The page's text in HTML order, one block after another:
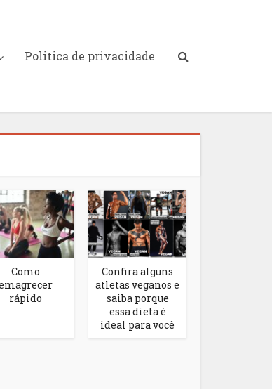
Politica de privacidade
Como
rápido
Confira alguns
atletas veganos e
saiba porque
essa dieta é
ideal para você